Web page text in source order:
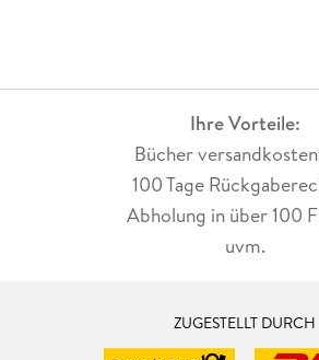
Ihre Vorteile:
Bücher
100 Tage
Abholung in über 100
uvm.
ZUGESTELLT DURCH